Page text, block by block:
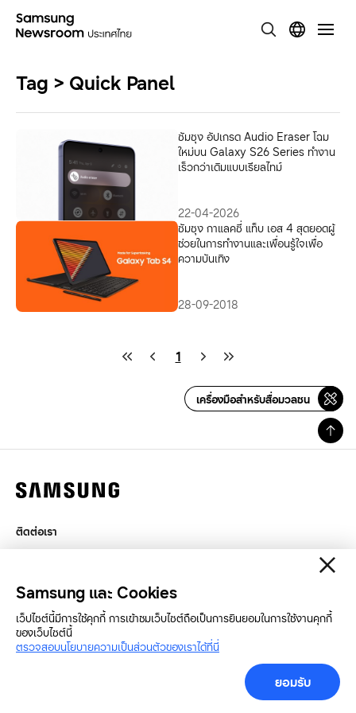
Tag > Quick Panel
ซัมซุง อัปเกรด Audio Eraser โฉม
ใหม่บน Galaxy S26 Series ทำงาน
เร็วกว่าเดิมแบบเรียลไทม์
22-04-2026
ซัมซุง กาแลคซี่ แท็บ เอส 4 สุดยอดผู้
ช่วยในการทำงานและเพื่อนรู้ใจเพื่อ
ความบันเทิง
28-09-2018
1
เครื่องมือสำหรับสื่อมวลชน
ติดต่อเรา
SAMSUNG.COM
Copyright© SAMSUNG All Rights Reserved.
Samsung และ Cookies
เว็ปไซต์นี้มีการใช้คุกกี้ การเข้าชมเว็บไซต์ถือเป็นการยินยอมในการใช้งานคุกกี้
ของเว็บไซต์นี้
ตรวจสอบนโยบายความเป็นส่วนตัวของเราได้ที่นี่
ยอมรับ